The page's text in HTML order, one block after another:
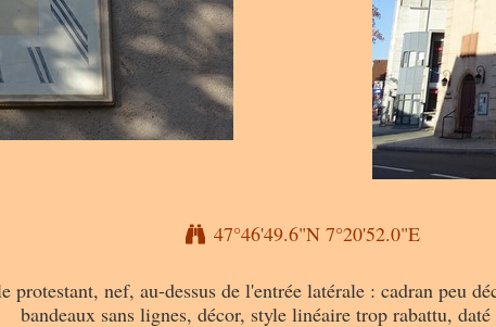
47°46'49.6"N 7°20'52.0"E
nef, au-dessus de l'entrée latérale : cadran peu
bandeaux sans lignes, décor, style linéaire trop rabattu,